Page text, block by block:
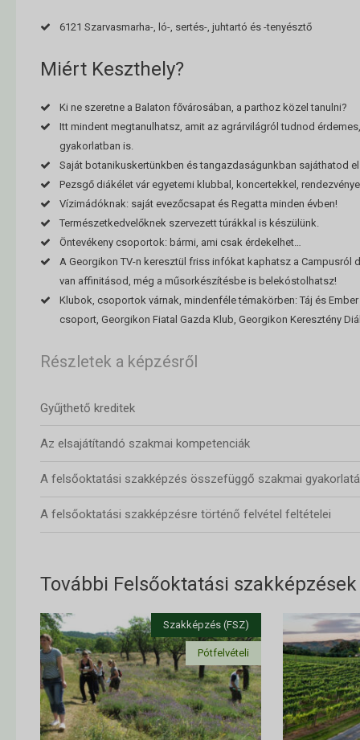
6121 Szarvasmarha-, ló-, sertés-, juhtartó és -tenyésztő
Miért Keszthely?
Ki ne szeretne a Balaton fővárosában, a parthoz közel tanulni?
Itt mindent megtanulhatsz, amit az agrárvilágról tudnod
gyakorlatban is.
Saját botanikuskertünkben és tangazdaságunkban sajáthatod
Pezsgő diákélet vár egyetemi klubbal, koncertekkel,
Vízimádóknak: saját evezőcsapat és Regatta minden évben!
Természetkedvelőknek szervezett túrákkal is készülünk.
Öntevékeny csoportok: bármi, ami csak érdekelhet…
A Georgikon TV-n keresztül friss infókat kaphatsz a Campusról
van affinitásod, még a műsorkészítésbe is belekóstolhatsz!
Klubok, csoportok várnak, mindenféle témakörben: Táj és
csoport, Georgikon Fiatal Gazda Klub, Georgikon Keresztény
Részletek a képzésről
Gyűjthető kreditek
Az elsajátítandó szakmai kompetenciák
A felsőoktatási szakképzés összefüggő szakmai
A felsőoktatási szakképzésre történő felvétel feltételei
További Felsőoktatási szakképzések